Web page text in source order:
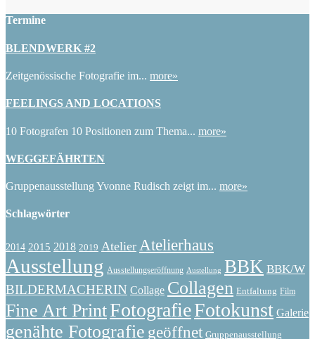
Termine
BLENDWERK #2
Zeitgenössische Fotografie im... more»
FEELINGS AND LOCATIONS
10 Fotografen 10 Positionen zum Thema... more»
WEGGEFÄHRTEN
Gruppenausstellung Yvonne Rudisch zeigt im... more»
Schlagwörter
2014 2015 2018 2019 Atelier Atelierhaus
Ausstellung Ausstellungseröffnung Austellung BBK BBK/W
BILDERMACHERIN Collage Collagen Entfaltung Film
Fine Art PrintFotografieFotokunst Galerie
genähte Fotografie geöffnet Gruppenausstellung